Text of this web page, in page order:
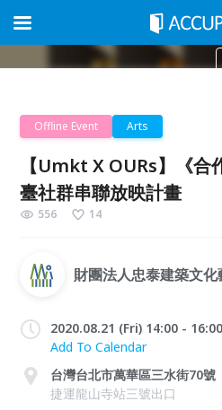
Offline Event Arts
【Umkt X OURs】《合
臺社群串聯放映計畫
556 14
財團法人忠泰建築文
2020.08.21 (Fri) 14:00 -
Add To Calendar
台灣台北市萬華區三水街70號
捷運龍山寺站三號出口